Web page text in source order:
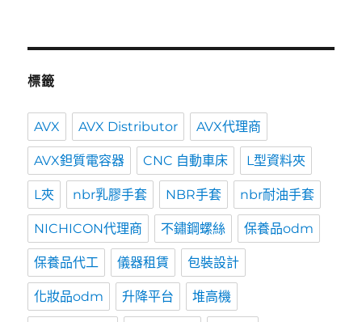
標籤
AVX AVX Distributor AVX代理商
AVX鉭質電容器 CNC 自動車床 L型資料夾
L夾 nbr乳膠手套 NBR手套 nbr耐油手套
NICHICON代理商 不鏽鋼螺絲 保養品odm
保養品代工 儀器租賃 包裝設計
化妝品odm 升降平台 堆高機